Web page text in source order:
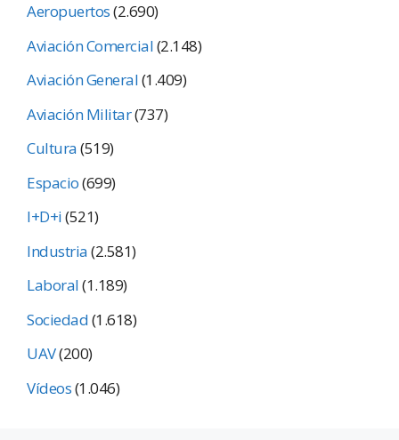
Aeropuertos(2.690)
Aviación Comercial(2.148)
Aviación General(1.409)
Aviación Militar(737)
Cultura(519)
Espacio(699)
I+D+i(521)
Industria(2.581)
Laboral(1.189)
Sociedad(1.618)
UAV(200)
Vídeos(1.046)